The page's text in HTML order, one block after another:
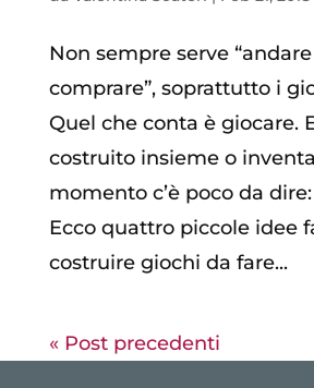
Non sempre serve
comprare”, soprattutto i
Quel che conta è giocare.
costruito insieme o
momento c’è poco da
Ecco quattro piccole idee
costruire giochi da fare...
« Post precedenti